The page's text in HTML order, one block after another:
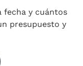
fecha y cuántos
presupuesto y